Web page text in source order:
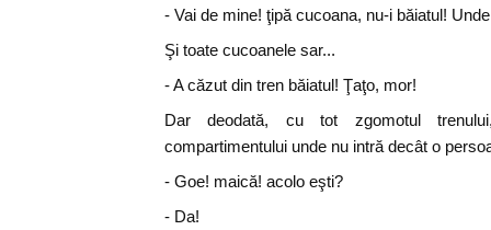
- Vai de mine! ţipă cucoana, nu-i băiatul!
Şi toate cucoanele sar...
- A căzut din tren băiatul! Ţaţo, mor!
Dar deodată, cu tot zgomotul
compartimentului unde nu intră decât o
- Goe! maică! acolo eşti?
- Da!